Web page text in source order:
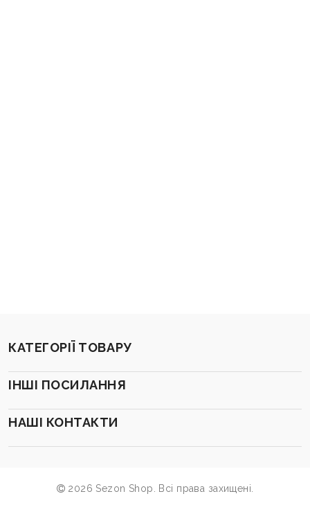
КАТЕГОРІЇ ТОВАРУ
ІНШІ ПОСИЛАННЯ
НАШІ КОНТАКТИ
2026 Sezon Shop. Всі права захищені.